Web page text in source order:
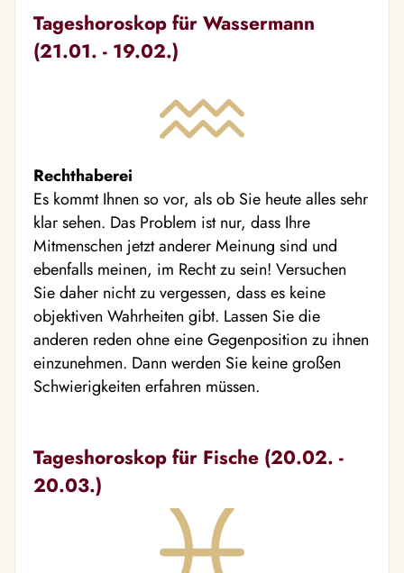
Tageshoroskop für Wassermann
(21.01. - 19.02.)
Rechthaberei
Es kommt Ihnen so vor, als ob Sie heute alles sehr
klar sehen. Das Problem ist nur, dass Ihre
Mitmenschen jetzt anderer Meinung sind und
ebenfalls meinen, im Recht zu sein! Versuchen
Sie daher nicht zu vergessen, dass es keine
objektiven Wahrheiten gibt. Lassen Sie die
anderen reden ohne eine Gegenposition zu ihnen
einzunehmen. Dann werden Sie keine großen
Schwierigkeiten erfahren müssen.
Tageshoroskop für Fische (20.02. -
20.03.)